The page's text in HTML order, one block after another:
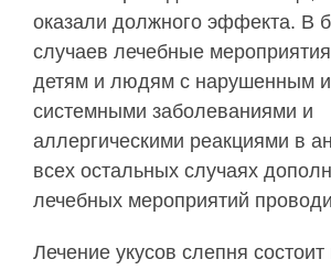
оказали должного эффекта. В
случаев лечебные
детям и людям с нарушенным
системными заболеваниями и
аллергическими реакциями в
всех остальных случаях
лечебных мероприятий
Лечение укусов слепня состоит